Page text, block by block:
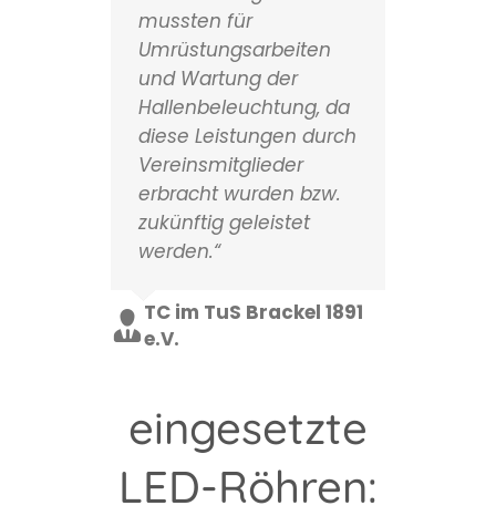
mussten für
Umrüstungsarbeiten
und Wartung der
Hallenbeleuchtung, da
diese Leistungen durch
Vereinsmitglieder
erbracht wurden bzw.
zukünftig geleistet
werden.“
TC im TuS Brackel 1891
e.V.
eingesetzte
LED-Röhren: